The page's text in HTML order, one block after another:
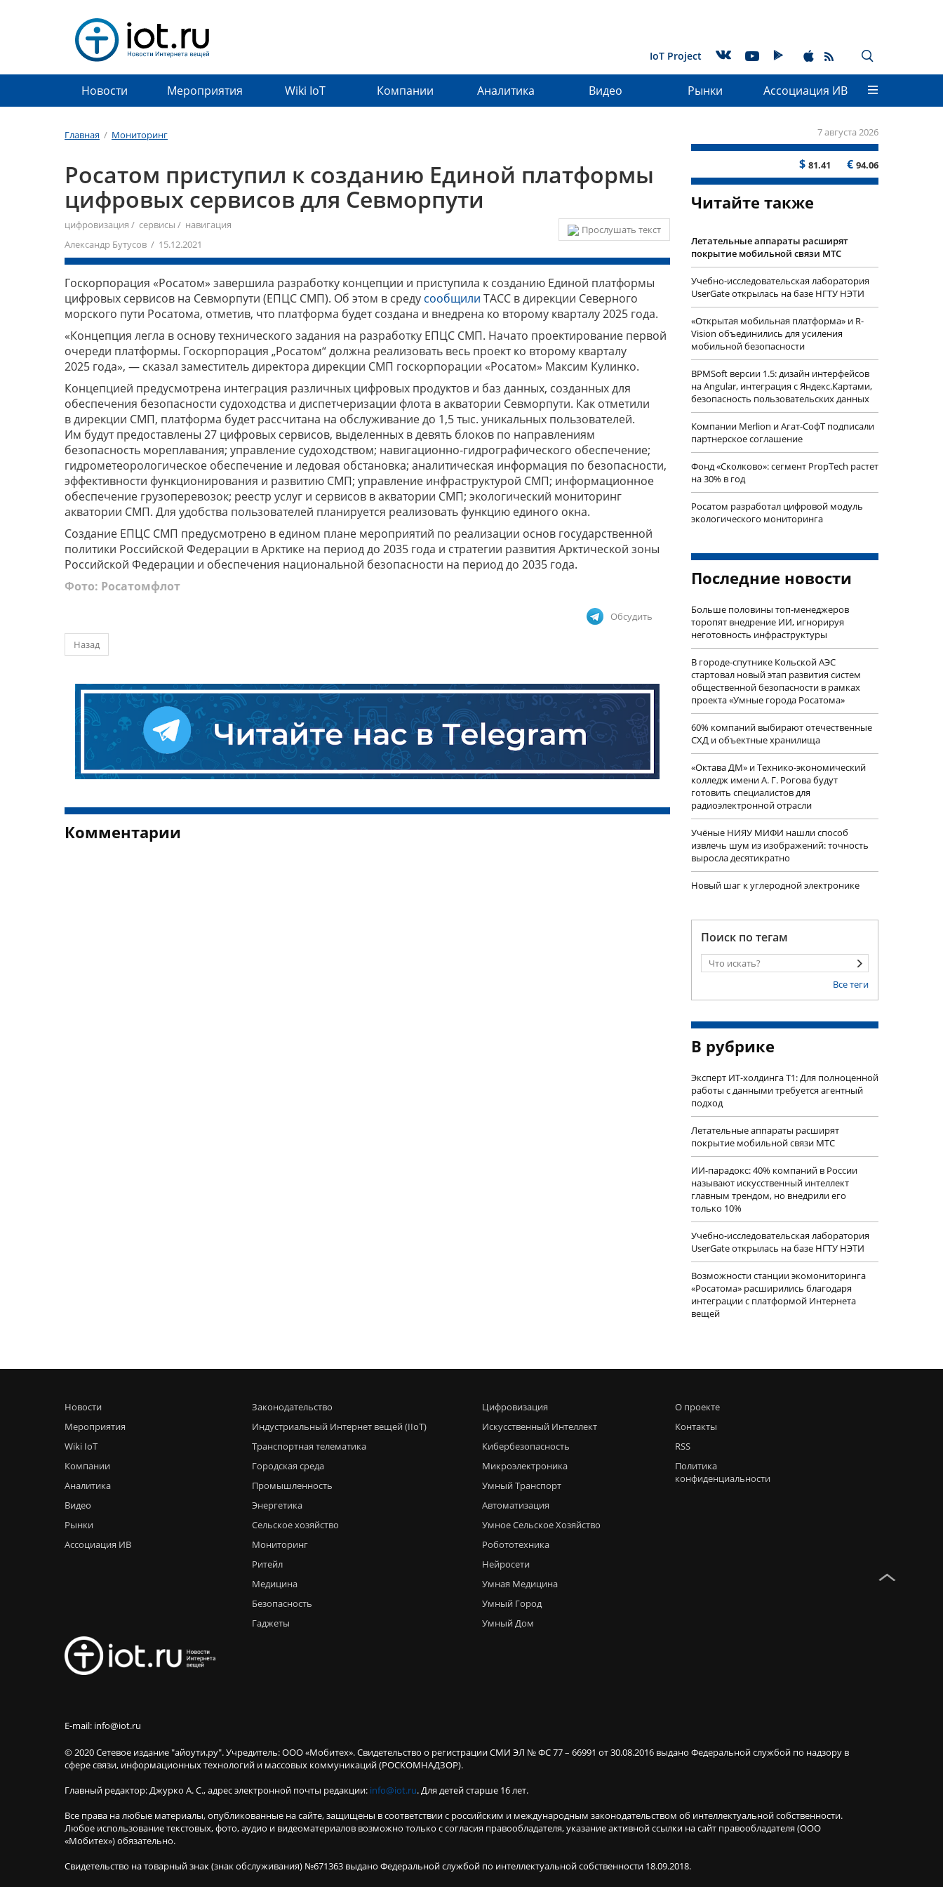
IoT Project
Новости Мероприятия Wiki IoT Компании Аналитика Видео Рынки Ассоциация ИВ
Главная / Мониторинг 7 августа 2026
$ 81.41 € 94.06
Росатом приступил к созданию Единой платформы
цифровых сервисов для Севморпути
Прослушать текст
цифровизация / сервисы / навигация
Александр Бутусов / 15.12.2021
Госкорпорация «Росатом» завершила разработку концепции и приступила к созданию Единой платформы
цифровых сервисов на Севморпути (ЕПЦС СМП). Об этом в среду сообщили ТАСС в дирекции Северного
морского пути Росатома, отметив, что платформа будет создана и внедрена ко второму кварталу 2025 года.
«Концепция легла в основу технического задания на разработку ЕПЦС СМП. Начато проектирование первой
очереди платформы. Госкорпорация „Росатом“ должна реализовать весь проект ко второму кварталу
2025 года», — сказал заместитель директора дирекции СМП госкорпорации «Росатом» Максим Кулинко.
Концепцией предусмотрена интеграция различных цифровых продуктов и баз данных, созданных для
обеспечения безопасности судоходства и диспетчеризации флота в акватории Севморпути. Как отметили
в дирекции СМП, платформа будет рассчитана на обслуживание до 1,5 тыс. уникальных пользователей.
Им будут предоставлены 27 цифровых сервисов, выделенных в девять блоков по направлениям
безопасность мореплавания; управление судоходством; навигационно-гидрографического обеспечение;
гидрометеорологическое обеспечение и ледовая обстановка; аналитическая информация по безопасности,
эффективности функционирования и развитию СМП; управление инфраструктурой СМП; информационное
обеспечение грузоперевозок; реестр услуг и сервисов в акватории СМП; экологический мониторинг
акватории СМП. Для удобства пользователей планируется реализовать функцию единого окна.
Создание ЕПЦС СМП предусмотрено в едином плане мероприятий по реализации основ государственной
политики Российской Федерации в Арктике на период до 2035 года и стратегии развития Арктической зоны
Российской Федерации и обеспечения национальной безопасности на период до 2035 года.
Фото: Росатомфлот
Обсудить
Назад
Комментарии
Читайте также
Летательные аппараты расширят
покрытие мобильной связи МТС
Учебно-исследовательская лаборатория
UserGate открылась на базе НГТУ НЭТИ
«Открытая мобильная платформа» и R-
Vision объединились для усиления
мобильной безопасности
BPMSoft версии 1.5: дизайн интерфейсов
на Angular, интеграция с Яндекс.Картами,
безопасность пользовательских данных
Компании Merlion и Агат-СофТ подписали
партнерское соглашение
Фонд «Сколково»: сегмент PropTech растет
на 30% в год
Росатом разработал цифровой модуль
экологического мониторинга
Последние новости
Больше половины топ-менеджеров
торопят внедрение ИИ, игнорируя
неготовность инфраструктуры
В городе-спутнике Кольской АЭС
стартовал новый этап развития систем
общественной безопасности в рамках
проекта «Умные города Росатома»
60% компаний выбирают отечественные
СХД и объектные хранилища
«Октава ДМ» и Технико-экономический
колледж имени А. Г. Рогова будут
готовить специалистов для
радиоэлектронной отрасли
Учëные НИЯУ МИФИ нашли способ
извлечь шум из изображений: точность
выросла десятикратно
Новый шаг к углеродной электронике
Поиск по тегам
Все теги
В рубрике
Эксперт ИТ-холдинга Т1: Для полноценной
работы с данными требуется агентный
подход
Летательные аппараты расширят
покрытие мобильной связи МТС
ИИ-парадокс: 40% компаний в России
называют искусственный интеллект
главным трендом, но внедрили его
только 10%
Учебно-исследовательская лаборатория
UserGate открылась на базе НГТУ НЭТИ
Возможности станции экомониторинга
«Росатома» расширились благодаря
интеграции с платформой Интернета
вещей
Новости
Мероприятия
Wiki IoT
Компании
Аналитика
Видео
Рынки
Ассоциация ИВ
Законодательство
Индустриальный Интернет вещей (IIoT)
Транспортная телематика
Городская среда
Промышленность
Энергетика
Сельское хозяйство
Мониторинг
Ритейл
Медицина
Безопасность
Гаджеты
Цифровизация
Искусственный Интеллект
Кибербезопасность
Микроэлектроника
Умный Транспорт
Автоматизация
Умное Сельское Хозяйство
Робототехника
Нейросети
Умная Медицина
Умный Город
Умный Дом
О проекте
Контакты
RSS
Политика
конфиденциальности
E-mail: info@iot.ru
© 2020 Сетевое издание "айоути.ру". Учредитель: ООО «Мобитех». Свидетельство о регистрации СМИ ЭЛ № ФС 77 – 66991 от 30.08.2016 выдано Федеральной службой по надзору в
сфере связи, информационных технологий и массовых коммуникаций (РОСКОМНАДЗОР).
Главный редактор: Джурко А. С., адрес электронной почты редакции: info@iot.ru. Для детей старше 16 лет.
Все права на любые материалы, опубликованные на сайте, защищены в соответствии с российским и международным законодательством об интеллектуальной собственности.
Любое использование текстовых, фото, аудио и видеоматериалов возможно только с согласия правообладателя, указание активной ссылки на сайт правообладателя (ООО
«Мобитех») обязательно.
Свидетельство на товарный знак (знак обслуживания) №671363 выдано Федеральной службой по интеллектуальной собственности 18.09.2018.